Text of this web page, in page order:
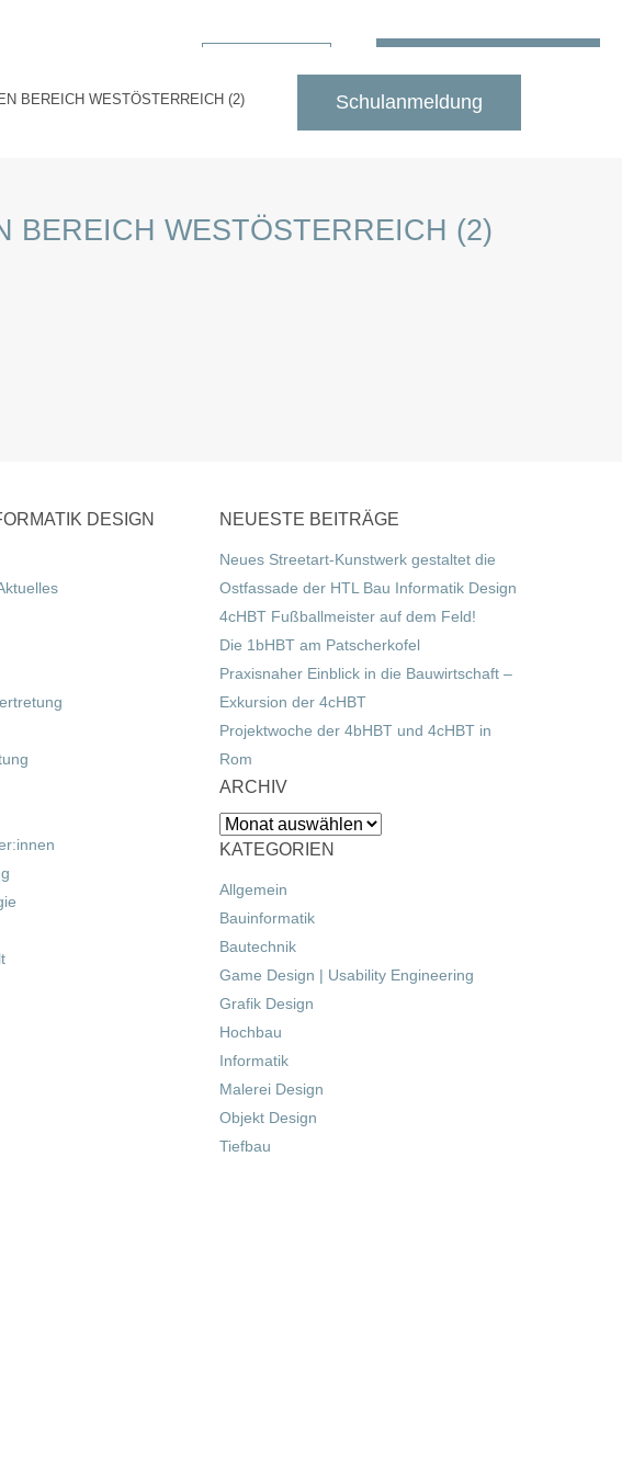
BEREICH WESTÖSTERREICH (2) Schulanmeldung
BEREICH WESTÖSTERREICH (2)
DESIGN NEUESTE BEITRÄGE
Neues Streetart-Kunstwerk gestaltet die
Ostfassade der HTL Bau Informatik Design
4cHBT Fußballmeister auf dem Feld!
Die 1bHBT am Patscherkofel
Praxisnaher Einblick in die Bauwirtschaft –
Exkursion der 4cHBT
Projektwoche der 4bHBT und 4cHBT in
Rom
ARCHIV
Archiv
KATEGORIEN
Allgemein
Bauinformatik
Bautechnik
Game Design | Usability Engineering
Grafik Design
Hochbau
Informatik
Malerei Design
Objekt Design
Tiefbau